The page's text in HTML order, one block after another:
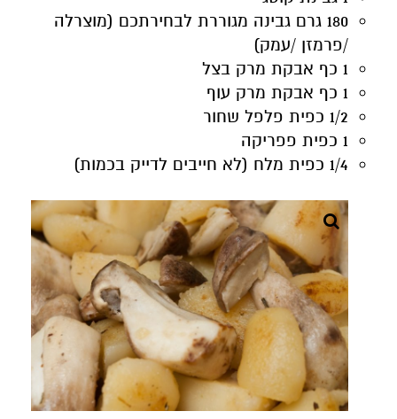
180 גרם גבינה מגוררת לבחירתכם (מוצרלה
/פרמזן /עמק)
1 כף אבקת מרק בצל
1 כף אבקת מרק עוף
1/2 כפית פלפל שחור
1 כפית פפריקה
1/4 כפית מלח (לא חייבים לדייק בכמות)